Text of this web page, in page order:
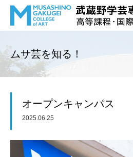
ムサ芸を知る！
オープンキャンパス
2025.06.25